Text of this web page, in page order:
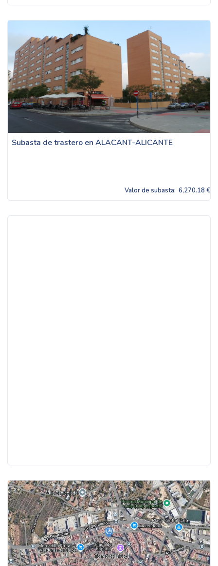
Subasta de trastero en ALACANT-ALICANTE
Valor de subasta: 6,270.18 €